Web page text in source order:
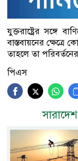
যুক্তরাষ্ট্রের সঙ্গে
বাস্তবায়নের ক্ষেত্রে
তাহলে তা
পিএস